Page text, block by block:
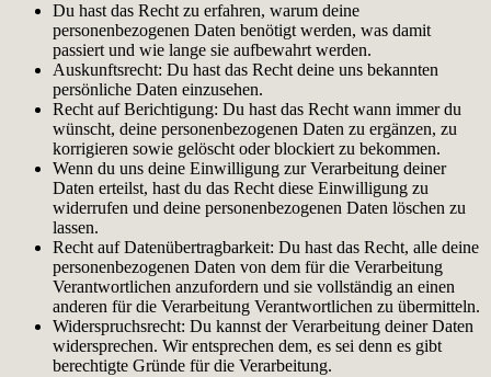
Du hast das Recht zu erfahren, warum deine
personenbezogenen Daten benötigt werden, was damit
passiert und wie lange sie aufbewahrt werden.
Auskunftsrecht: Du hast das Recht deine uns bekannten
persönliche Daten einzusehen.
Recht auf Berichtigung: Du hast das Recht wann immer du
wünscht, deine personenbezogenen Daten zu ergänzen, zu
korrigieren sowie gelöscht oder blockiert zu bekommen.
Wenn du uns deine Einwilligung zur Verarbeitung deiner
Daten erteilst, hast du das Recht diese Einwilligung zu
widerrufen und deine personenbezogenen Daten löschen zu
lassen.
Recht auf Datenübertragbarkeit: Du hast das Recht, alle deine
personenbezogenen Daten von dem für die Verarbeitung
Verantwortlichen anzufordern und sie vollständig an einen
anderen für die Verarbeitung Verantwortlichen zu übermitteln.
Widerspruchsrecht: Du kannst der Verarbeitung deiner Daten
widersprechen. Wir entsprechen dem, es sei denn es gibt
berechtigte Gründe für die Verarbeitung.